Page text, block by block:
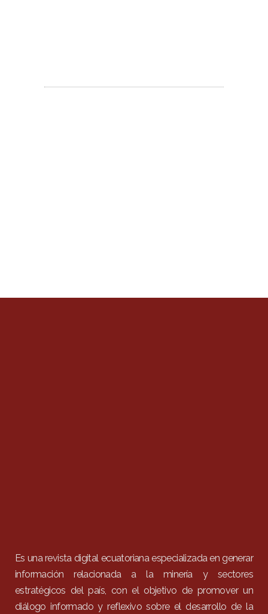
Es una revista digital ecuatoriana especializada en generar
información relacionada a la minería y sectores
estratégicos del país, con el objetivo de promover un
diálogo informado y reflexivo sobre el desarrollo de la